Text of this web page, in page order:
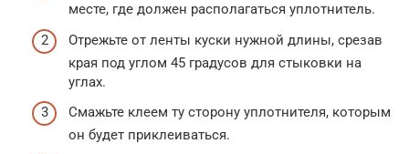
месте, где должен располагаться уплотнитель.
Отрежьте от ленты куски нужной длины, срезав
края под углом 45 градусов для стыковки на
углах.
Смажьте клеем ту сторону уплотнителя, которым
он будет приклеиваться.